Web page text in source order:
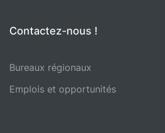
Contactez-nous !
Bureaux régionaux
Emplois et opportunités